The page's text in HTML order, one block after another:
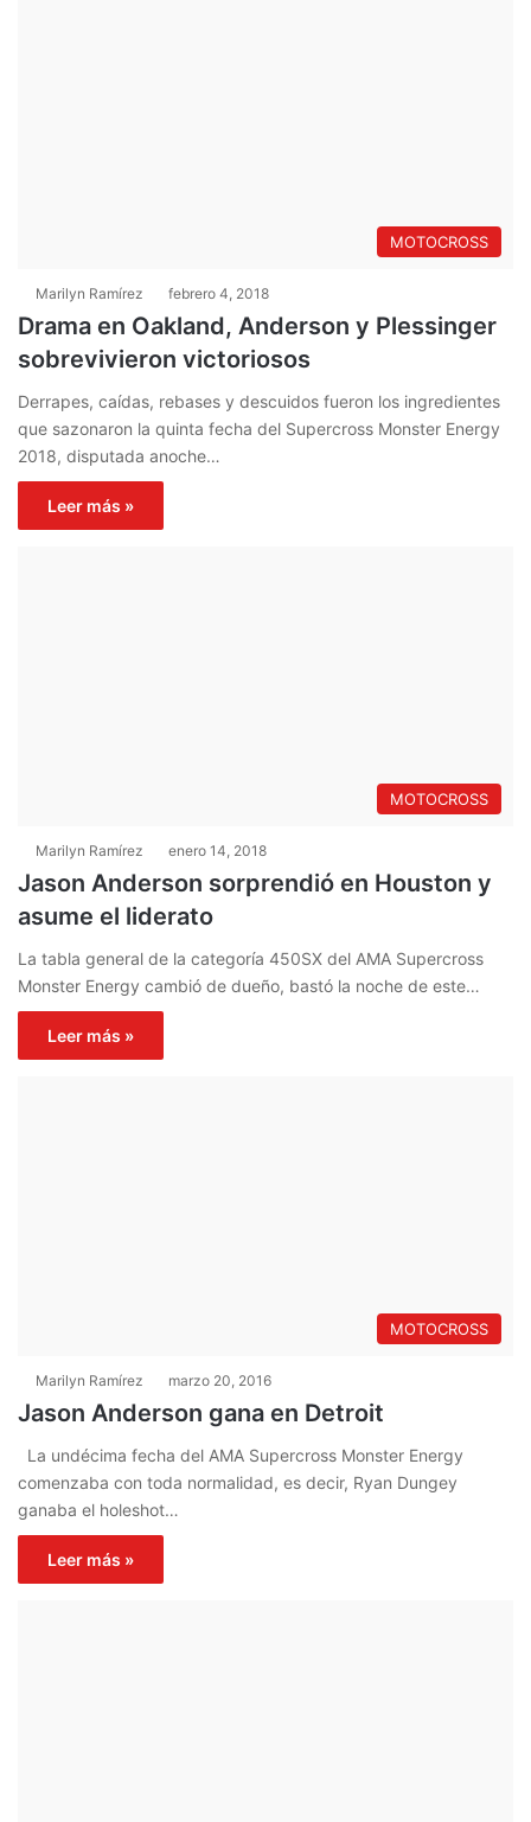
MOTOCROSS
Marilyn Ramírez febrero 4, 2018
Drama en Oakland, Anderson y Plessinger
sobrevivieron victoriosos
Derrapes, caídas, rebases y descuidos fueron los ingredientes
que sazonaron la quinta fecha del Supercross Monster Energy
2018, disputada anoche…
Leer más »
MOTOCROSS
Marilyn Ramírez enero 14, 2018
Jason Anderson sorprendió en Houston y
asume el liderato
La tabla general de la categoría 450SX del AMA Supercross
Monster Energy cambió de dueño, bastó la noche de este…
Leer más »
MOTOCROSS
Marilyn Ramírez marzo 20, 2016
Jason Anderson gana en Detroit
La undécima fecha del AMA Supercross Monster Energy
comenzaba con toda normalidad, es decir, Ryan Dungey
ganaba el holeshot…
Leer más »